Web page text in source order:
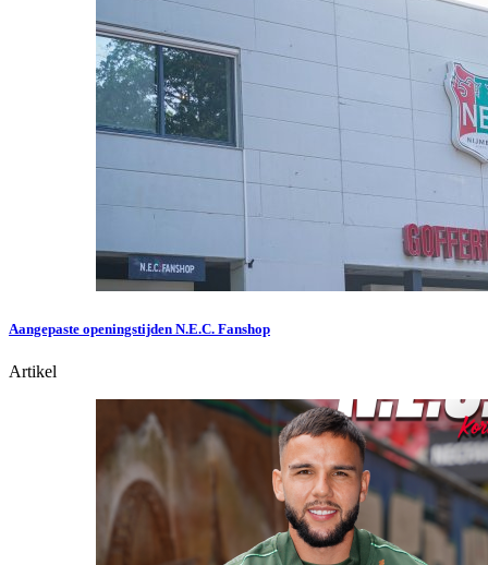
Aangepaste openingstijden N.E.C. Fanshop
Artikel